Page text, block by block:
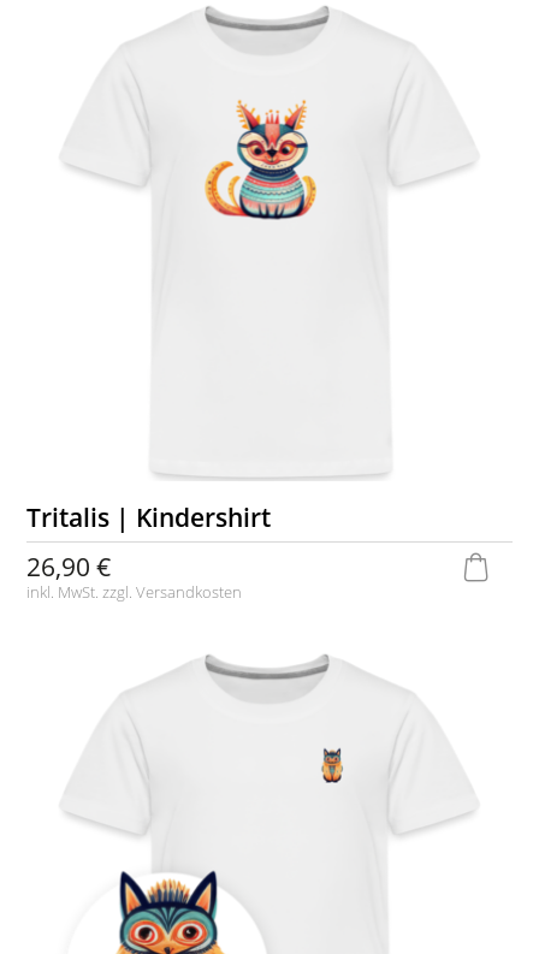
Tritalis | Kindershirt
26,90 €
inkl. MwSt. zzgl.Versandkosten